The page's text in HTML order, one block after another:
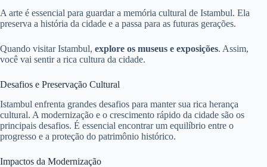
A arte é essencial para guardar a memória cultural de Istambul. Ela
preserva a história da cidade e a passa para as futuras gerações.
Quando visitar Istambul, explore os museus e exposições. Assim,
você vai sentir a rica cultura da cidade.
Desafios e Preservação Cultural
Istambul enfrenta grandes desafios para manter sua rica herança
cultural. A modernização e o crescimento rápido da cidade são os
principais desafios. É essencial encontrar um equilíbrio entre o
progresso e a proteção do patrimônio histórico.
Impactos da Modernização